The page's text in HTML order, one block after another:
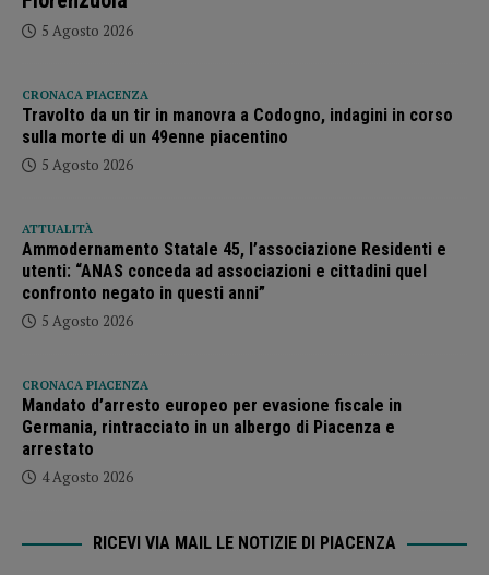
5 Agosto 2026
CRONACA PIACENZA
Travolto da un tir in manovra a Codogno, indagini in corso
sulla morte di un 49enne piacentino
5 Agosto 2026
ATTUALITÀ
Ammodernamento Statale 45, l’associazione Residenti e
utenti: “ANAS conceda ad associazioni e cittadini quel
confronto negato in questi anni”
5 Agosto 2026
CRONACA PIACENZA
Mandato d’arresto europeo per evasione fiscale in
Germania, rintracciato in un albergo di Piacenza e
arrestato
4 Agosto 2026
RICEVI VIA MAIL LE NOTIZIE DI PIACENZA